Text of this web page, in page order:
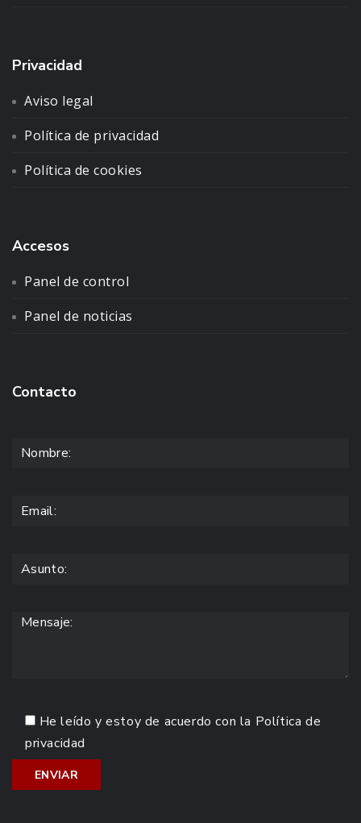
Privacidad
Aviso legal
Política de privacidad
Política de cookies
Accesos
Panel de control
Panel de noticias
Contacto
He leído y estoy de acuerdo con la Política de
privacidad